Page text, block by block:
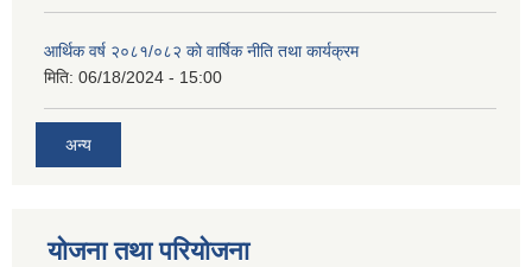
आर्थिक वर्ष २०८१/०८२ काे वार्षिक नीति तथा कार्यक्रम
मिति: 06/18/2024 - 15:00
अन्य
योजना तथा परियोजना